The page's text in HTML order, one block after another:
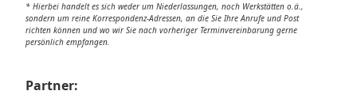
* Hierbei handelt es sich weder um Niederlassungen, noch Werkstätten o.ä.,
sondern um reine Korrespondenz-Adressen, an die Sie Ihre Anrufe und Post
richten können und wo wir Sie nach vorheriger Terminvereinbarung gerne
persönlich empfangen.
Partner: